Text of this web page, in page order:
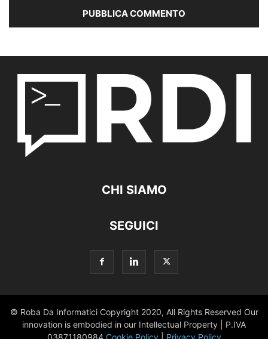
CHI SIAMO
SEGUICI
© Roba Da Informatici Copyright 2020, All Rights Reserved Our
innovation is embodied in our Intellectual Property | P.IVA
03871180984 Cookie Policy| Privacy Policy